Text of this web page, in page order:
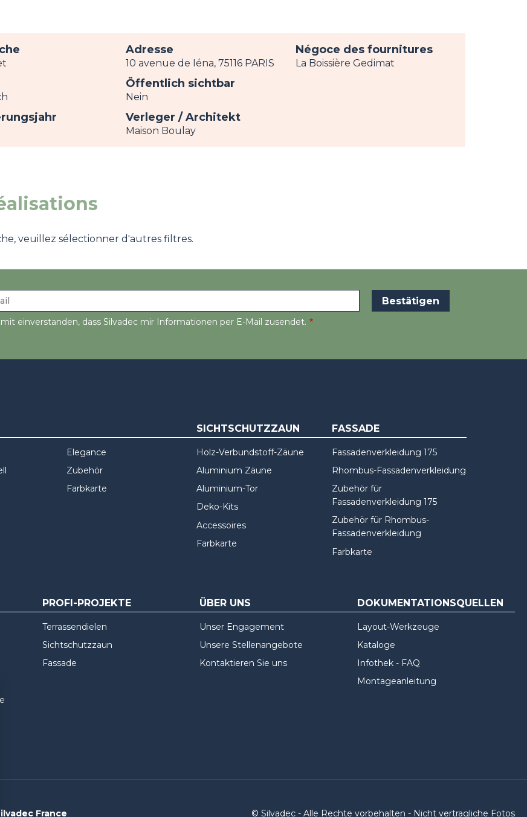
Adresse
10 avenue de Iéna, 75116 PARIS
Öffentlich sichtbar
Nein
Verleger / Architekt
Maison Boulay
Négoce des fournitures
La Boissière Gedimat
veuillez sélectionner d'autres filtres.
einverstanden, dass Silvadec mir Informationen per E-Mail zusendet.
Elegance
Zubehör
Farbkarte
SICHTSCHUTZZAUN
Holz-Verbundstoff-Zäune
Aluminium Zäune
Aluminium-Tor
Deko-Kits
Accessoires
Farbkarte
FASSADE
Fassadenverkleidung 175
Rhombus-Fassadenverkleidung
Zubehör für
Fassadenverkleidung 175
Zubehör für Rhombus-
Fassadenverkleidung
Farbkarte
PROFI-PROJEKTE
Terrassendielen
Sichtschutzzaun
Fassade
ÜBER UNS
Unser Engagement
Unsere Stellenangebote
Kontaktieren Sie uns
DOKUMENTATIONSQUELLEN
Layout-Werkzeuge
Kataloge
Infothek - FAQ
Montageanleitung
France © Silvadec - Alle Rechte vorbehalten - Nicht vertragliche Fotos